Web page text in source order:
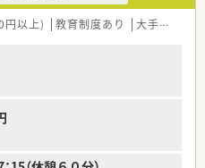
以上) 教育制度あり 大手チェーン以外